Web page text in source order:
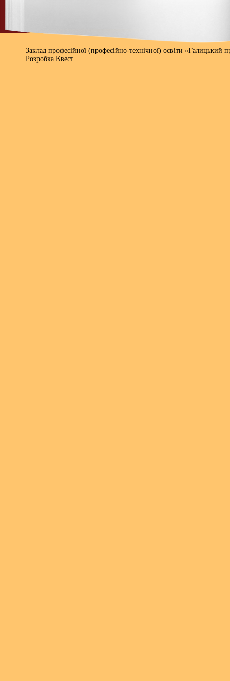
Заклад професійної (професійно-технічної) освіти
Розробка Квест